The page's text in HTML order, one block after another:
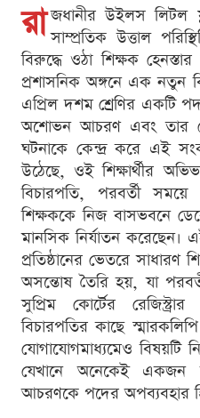
রা জধানীর উইলস লিটল
সাম্প্রতিক উত্তাল
বিরুদ্ধে ওঠা শিক্ষক
প্রশাসনিক অঙ্গনে এক নতুন
এপ্রিল দশম শ্রেণির একটি
অশোভন আচরণ এবং তার
ঘটনাকে কেন্দ্র করে এই
উঠেছে, ওই শিক্ষার্থীর
বিচারপতি, পরবর্তী
শিক্ষককে নিজ বাসভবনে
মানসিক নির্যাতন করেছেন।
প্রতিষ্ঠানের ভেতরে সাধারণ
অসন্তোষ তৈরি হয়, যা
সুপ্রিম কোর্টের
বিচারপতির কাছে
যোগাযোগমাধ্যমেও বিষয়টি
যেখানে অনেকেই একজন
আচরণকে পদের অপব্যবহার